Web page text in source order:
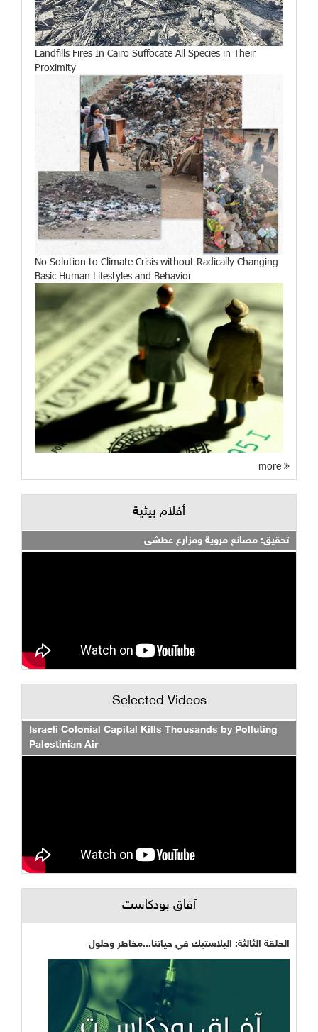
Landfills Fires In Cairo Suffocate All Species in Their
Proximity
No Solution to Climate Crisis without Radically Changing
Basic Human Lifestyles and Behavior
أفلام بيئية
تحقيق: مصانع مروية ومزارع عطشى
Selected Videos
Israeli Colonial Capital Kills Thousands by Polluting
Palestinian Air
آفاق بودكاست
الحلقة الثالثة: البلاستيك في حياتنا...مخاطر وحلول